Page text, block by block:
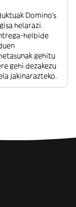
Domino's
helarazi.
helbide
gehitu
gehi dezakezu
jakinarazteko.